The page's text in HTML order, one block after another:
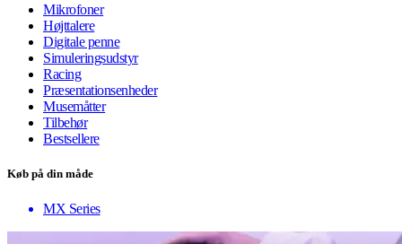
Mikrofoner
Højttalere
Digitale penne
Simuleringsudstyr
Racing
Præsentationsenheder
Musemåtter
Tilbehør
Bestsellere
Køb på din måde
MX Series